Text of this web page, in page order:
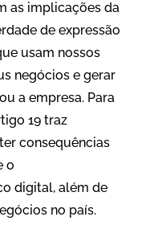
as implicações da
de expressão
usam nossos
negócios e gerar
a empresa. Para
19 traz
consequências
o
digital, além de
no país.